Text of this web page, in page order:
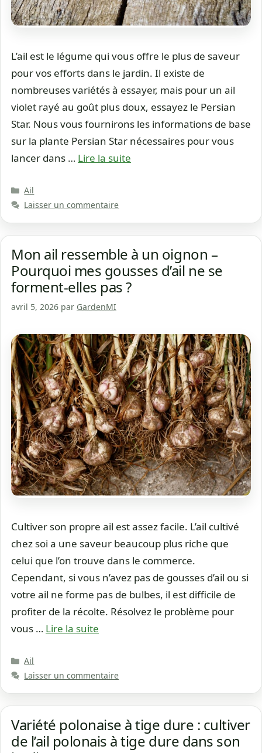
L’ail est le légume qui vous offre le plus de saveur
pour vos efforts dans le jardin. Il existe de
nombreuses variétés à essayer, mais pour un ail
violet rayé au goût plus doux, essayez le Persian
Star. Nous vous fournirons les informations de base
sur la plante Persian Star nécessaires pour vous
lancer dans … Lire la suite
Catégories
Ail
Laisser un commentaire
Mon ail ressemble à un oignon –
Pourquoi mes gousses d’ail ne se
forment-elles pas ?
avril 5, 2026 par GardenMI
Cultiver son propre ail est assez facile. L’ail cultivé
chez soi a une saveur beaucoup plus riche que
celui que l’on trouve dans le commerce.
Cependant, si vous n’avez pas de gousses d’ail ou si
votre ail ne forme pas de bulbes, il est difficile de
profiter de la récolte. Résolvez le problème pour
vous … Lire la suite
Catégories
Ail
Laisser un commentaire
Variété polonaise à tige dure : cultiver
de l’ail polonais à tige dure dans son